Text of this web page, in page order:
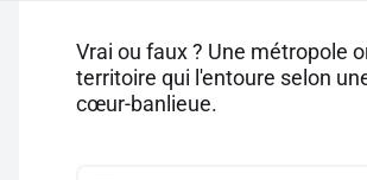
Vrai ou faux ? Une métropole
territoire qui l'entoure selon
cœur-banlieue.